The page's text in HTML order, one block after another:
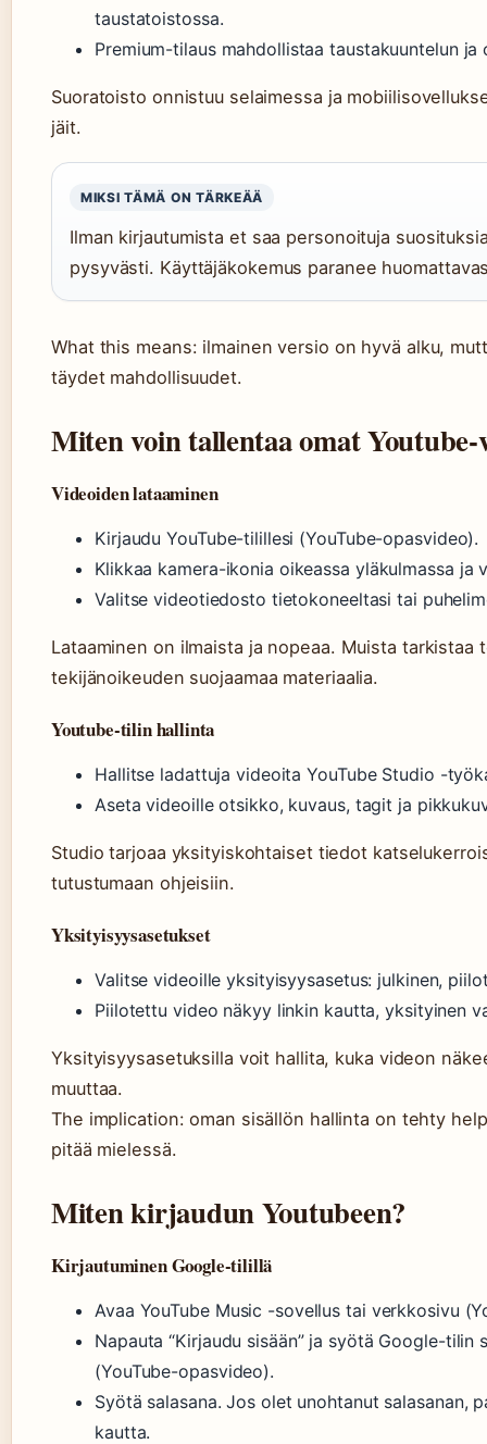
taustatoistossa.
Premium-tilaus mahdollistaa taustakuuntelun ja
Suoratoisto onnistuu selaimessa ja
jäit.
MIKSI TÄMÄ ON TÄRKEÄÄ
Ilman kirjautumista et saa personoituja
pysyvästi. Käyttäjäkokemus paranee
What this means: ilmainen versio on hyvä alku,
täydet mahdollisuudet.
Miten voin tallentaa omat Youtube-
Videoiden lataaminen
Kirjaudu YouTube-tilillesi (YouTube-opasvideo).
Klikkaa kamera-ikonia oikeassa yläkulmassa ja
Valitse videotiedosto tietokoneeltasi tai
Lataaminen on ilmaista ja nopeaa. Muista tarkistaa
tekijänoikeuden suojaamaa materiaalia.
Youtube-tilin hallinta
Hallitse ladattuja videoita YouTube Studio -
Aseta videoille otsikko, kuvaus, tagit ja
Studio tarjoaa yksityiskohtaiset tiedot
tutustumaan ohjeisiin.
Yksityisyysasetukset
Valitse videoille yksityisyysasetus: julkinen,
Piilotettu video näkyy linkin kautta, yksityinen
Yksityisyysasetuksilla voit hallita, kuka videon
muuttaa.
The implication: oman sisällön hallinta on tehty
pitää mielessä.
Miten kirjaudun Youtubeen?
Kirjautuminen Google-tilillä
Avaa YouTube Music -sovellus tai verkkosivu
Napauta “Kirjaudu sisään” ja syötä Google-
(YouTube-opasvideo).
Syötä salasana. Jos olet unohtanut salasanan,
kautta.